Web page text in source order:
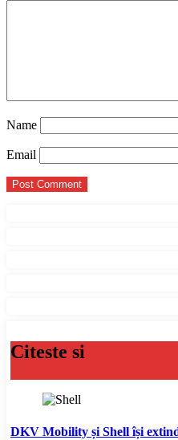
Name
Email
Citeste si
DKV Mobility și Shell își